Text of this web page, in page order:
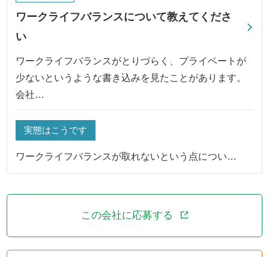
ワークライフバランスについて教えてくださ
い
ワークライフバランスがとりづらく、プライベートが
少ないというような書き込みを見たことがあります。
会社…
実態はこうです
ワークライフバランスが取れないという点につい…
この会社に応募する